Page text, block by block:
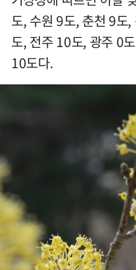
도, 수원 9도, 춘천 9도
도, 전주 10도, 광주 0
10도다.